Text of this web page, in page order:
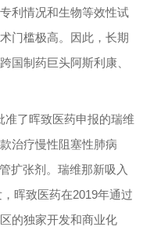
利情况和生物等效性试
门槛极高。因此，长期
国制药巨头阿斯利康、
准了晖致医药申报的瑞维
治疗慢性阻塞性肺病
扩张剂。 瑞维那新吸入
晖致医药在2019年通过
的独家开发和商业化